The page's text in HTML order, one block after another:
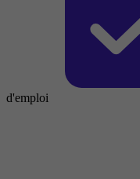
d'emploi